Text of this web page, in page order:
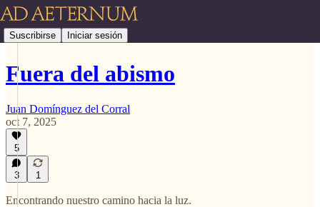
Suscribirse Iniciar sesión
Fuera del abismo
Juan Domínguez del Corral
oct 7, 2025
5
3 1
Encontrando nuestro camino hacia la luz.